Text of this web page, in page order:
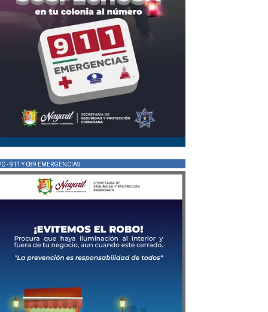
- 911 Y 089 EMERGENCIAS